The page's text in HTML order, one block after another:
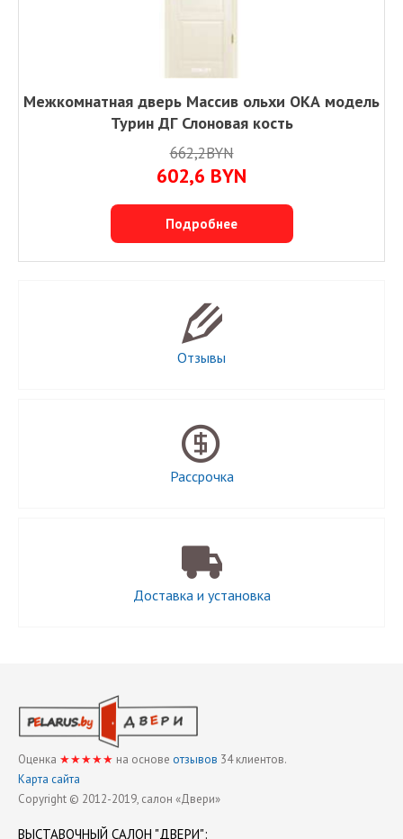
Межкомнатная дверь Массив ольхи ОКА модель
Турин ДГ Слоновая кость
662,2BYN
602,6 BYN
Подробнее
Отзывы
Рассрочка
Доставка и установка
Оценка ★★★★★ на основе отзывов 34клиентов.
Карта сайта
Copyright © 2012-2019, cалон «Двери»
ВЫСТАВОЧНЫЙ САЛОН "ДВЕРИ":